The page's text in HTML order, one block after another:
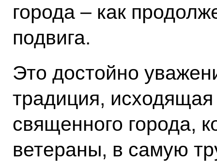
города – как
подвига.
Это достойно
традиция,
священного города,
ветераны, в самую